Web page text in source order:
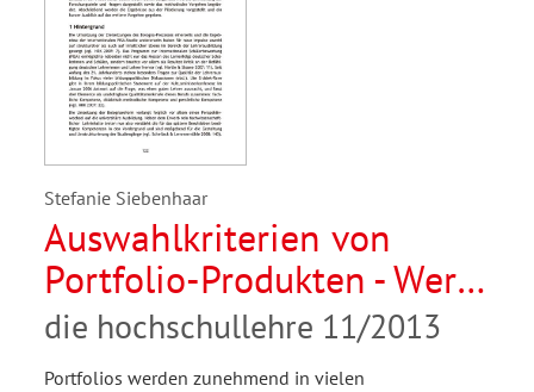
Stefanie Siebenhaar
Auswahlkriterien von
Portfolio-Produkten - Wer
die Wahl hat, hat die
Qual(ität)?!
die hochschullehre 11/2013
Portfolios werden zunehmend in vielen